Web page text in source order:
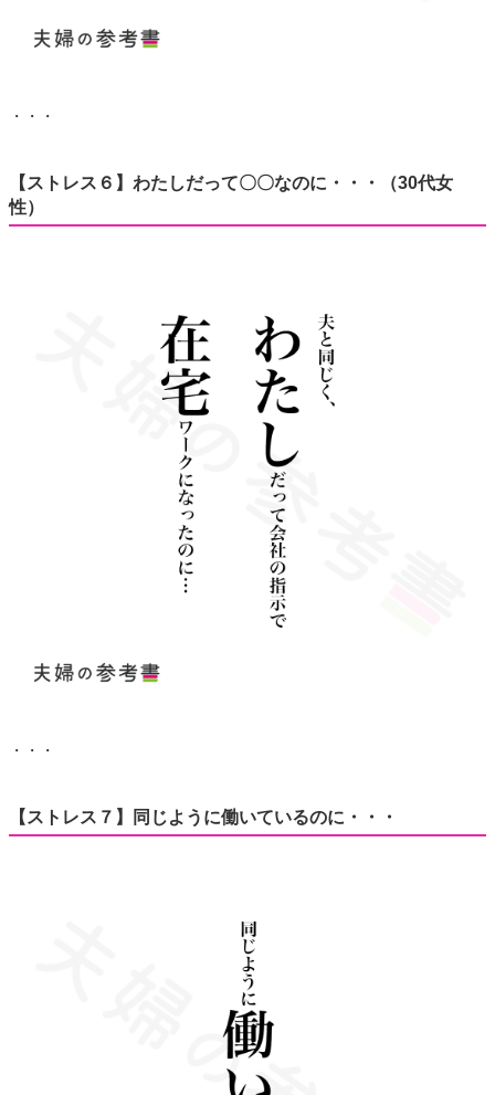
・・・
【ストレス６】わたしだって〇〇なのに・・・（30代女
性）
・・・
【ストレス７】同じように働いているのに・・・